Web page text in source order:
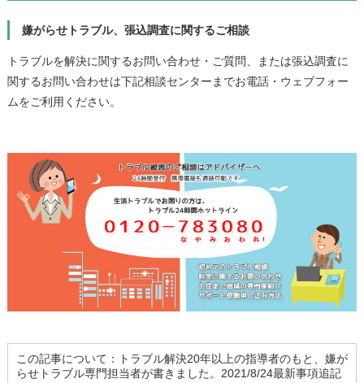
嫌がらせトラブル、張込調査に関するご相談
トラブルを解決に関するお問い合わせ・ご質問、または張込調査に
関するお問い合わせは下記相談センターまでお電話・ウェブフォー
ムをご利用ください。
この記事について：トラブル解決20年以上の指導者のもと、嫌が
らせトラブル専門担当者が書きました。2021/8/24最新事項追記